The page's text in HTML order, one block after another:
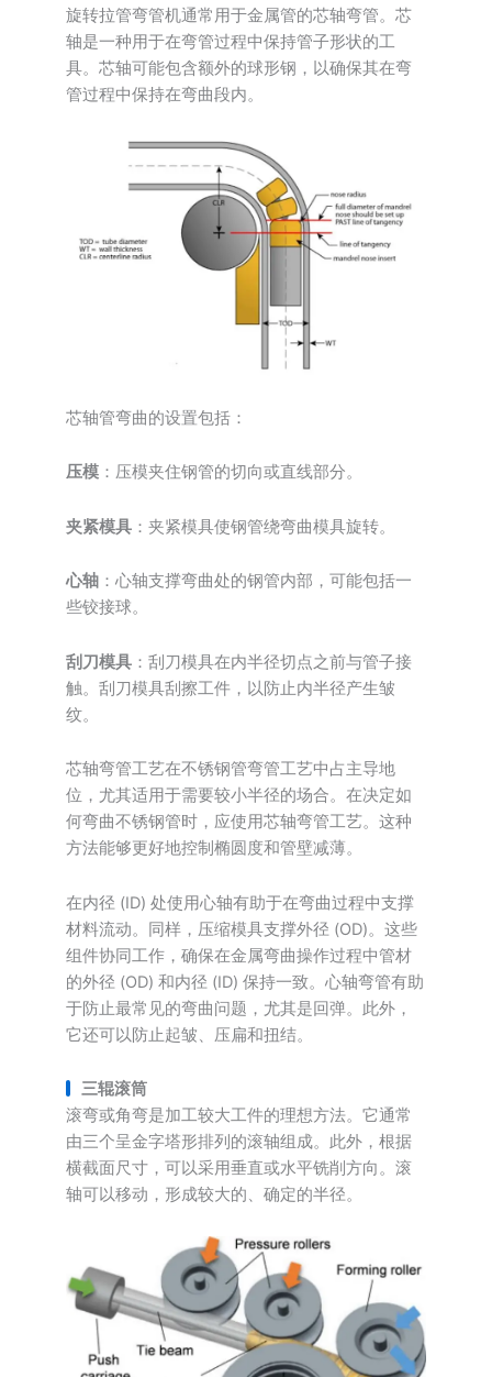
旋转拉管弯管机通常用于金属管的芯轴弯管。芯
轴是一种用于在弯管过程中保持管子形状的工
具。芯轴可能包含额外的球形钢，以确保其在弯
管过程中保持在弯曲段内。
芯轴管弯曲的设置包括：
压模 ：压模夹住钢管的切向或直线部分。
夹紧模具 ：夹紧模具使钢管绕弯曲模具旋转。
心轴 ：心轴支撑弯曲处的钢管内部，可能包括一
些铰接球。
刮刀模具 ：刮刀模具在内半径切点之前与管子接
触。刮刀模具刮擦工件，以防止内半径产生皱
纹。
芯轴弯管工艺在不锈钢管弯管工艺中占主导地
位，尤其适用于需要较小半径的场合。在决定如
何弯曲不锈钢管时，应使用芯轴弯管工艺。这种
方法能够更好地控制椭圆度和管壁减薄。
在内径 (ID) 处使用心轴有助于在弯曲过程中支撑
材料流动。同样，压缩模具支撑外径 (OD)。这些
组件协同工作，确保在金属弯曲操作过程中管材
的外径 (OD) 和内径 (ID) 保持一致。心轴弯管有助
于防止最常见的弯曲问题，尤其是回弹。此外，
它还可以防止起皱、压扁和扭结。
三辊滚筒
滚弯或角弯是加工较大工件的理想方法。它通常
由三个呈金字塔形排列的滚轴组成。此外，根据
横截面尺寸，可以采用垂直或水平铣削方向。滚
轴可以移动，形成较大的、确定的半径。